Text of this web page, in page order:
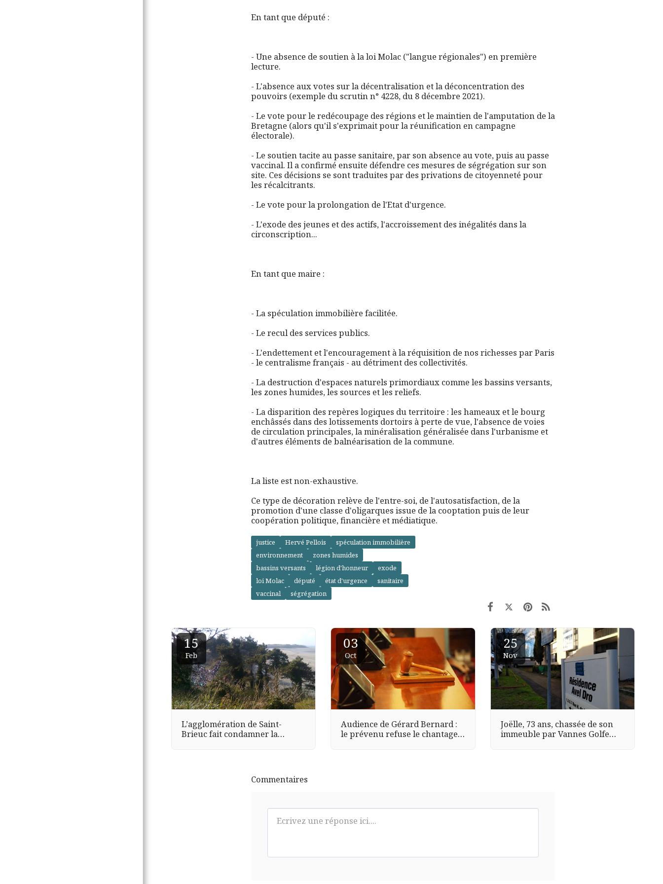
En tant que député :
- Une absence de soutien à la loi Molac ("langue régionales") en première
lecture.
- L'absence aux votes sur la décentralisation et la déconcentration des
pouvoirs (exemple du scrutin n° 4228, du 8 décembre 2021).
- Le vote pour le redécoupage des régions et le maintien de l'amputation de la
Bretagne (alors qu'il s'exprimait pour la réunification en campagne
électorale).
- Le soutien tacite au passe sanitaire, par son absence au vote, puis au passe
vaccinal. Il a confirmé ensuite défendre ces mesures de ségrégation sur son
site. Ces décisions se sont traduites par des privations de citoyenneté pour
les récalcitrants.
- Le vote pour la prolongation de l'Etat d'urgence.
- L'exode des jeunes et des actifs, l'accroissement des inégalités dans la
circonscription...
En tant que maire :
- La spéculation immobilière facilitée.
- Le recul des services publics.
- L'endettement et l'encouragement à la réquisition de nos richesses par Paris
- le centralisme français - au détriment des collectivités.
- La destruction d'espaces naturels primordiaux comme les bassins versants,
les zones humides, les sources et les reliefs.
- La disparition des repères logiques du territoire : les hameaux et le bourg
enchâssés dans des lotissements dortoirs à perte de vue, l'absence de voies
de circulation principales, la minéralisation généralisée dans l'urbanisme et
d'autres éléments de balnéarisation de la commune.
La liste est non-exhaustive.
Ce type de décoration relève de l'entre-soi, de l'autosatisfaction, de la
promotion d'une classe d'oligarques issue de la cooptation puis de leur
coopération politique, financière et médiatique.
justice Hervé Pellois
spéculation immobilière
environnement
zones humides
bassins versants
légion d'honneur
exode
loi Molac
député état d'urgence
sanitaire
vaccinal
ségrégation
15
Feb
L’agglomération de Saint-
Brieuc fait condamner la
03
Oct
Audience de Gérard Bernard :
le prévenu refuse le chantage à
25
Nov
Joëlle, 73 ans, chassée de son
immeuble par Vannes Golfe
Commentaires